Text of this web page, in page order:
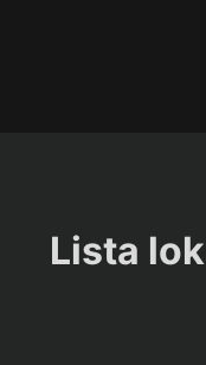
Lista